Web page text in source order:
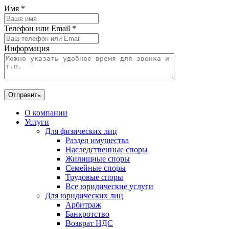
Имя *
Телефон или Email *
Информация
Отправить
О компании
Услуги
Для физических лиц
Раздел имущества
Наследственные споры
Жилищные споры
Семейные споры
Трудовые споры
Все юридические услуги
Для юридических лиц
Арбитраж
Банкротство
Возврат НДС